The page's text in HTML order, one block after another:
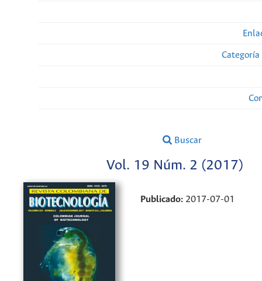
Buscar
Vol. 19 Núm. 2 (2017)
Publicado: 2017-07-01